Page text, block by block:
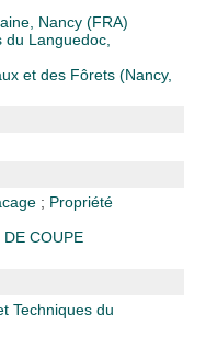
Nancy (FRA)
du Languedoc,
et des Fôrets (Nancy,
; Propriété
COUPE
Techniques du